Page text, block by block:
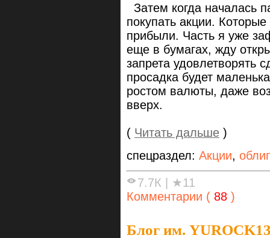
Затем когда началась
покупать акции.
прибыли. Часть я уже
еще в бумагах, жду
запрета удовлетворять
просадка будет
ростом валюты, даже
вверх.
( Читать дальше )
спецраздел: Акции,
7.7К
★11
Комментарии ( 88 )
Блог им.